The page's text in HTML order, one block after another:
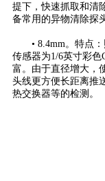
提下，快速抓取和清
备常用的异物清除探
• 8.4mm。特点
传感器为1/6英寸彩色
富。由于直径增大，
头线更方便长距离推
热交换器等的检测。